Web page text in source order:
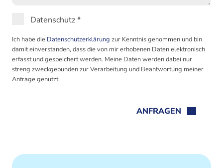
Datenschutz*
Ich habe die Datenschutzerklärung zur Kenntnis genommen und bin
damit einverstanden, dass die von mir erhobenen Daten elektronisch
erfasst und gespeichert werden. Meine Daten werden dabei nur
streng zweckgebunden zur Verarbeitung und Beantwortung meiner
Anfrage genutzt.
ANFRAGEN